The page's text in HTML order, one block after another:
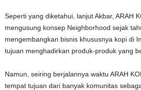
Seperti yang diketahui, lanjut Akbar, ARAH
mengusung konsep Neighborhood sejak
mengembangkan bisnis khususnya kopi di
tujuan menghadirkan produk-produk yang
Namun, seiring berjalannya waktu ARAH
tempat tujuan dari banyak komunitas